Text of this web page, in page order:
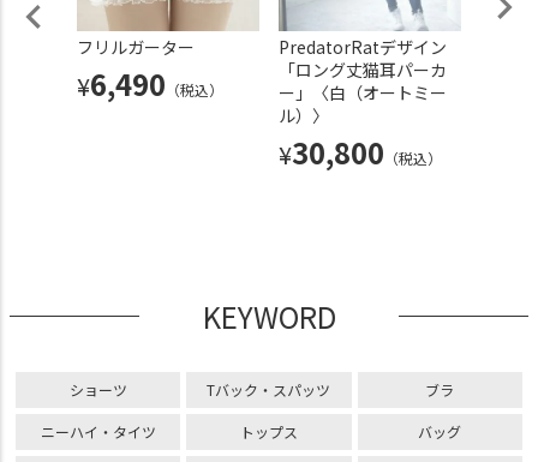
フリルガーター
¥6,490 （税込）
PredatorRatデザイン
「ロング丈猫耳パーカ
ー」〈白（オートミー
ル）〉
¥30,800 （税込）
KEYWORD
ショーツ Tバック・スパッツ ブラ
ニーハイ・タイツ トップス バッグ